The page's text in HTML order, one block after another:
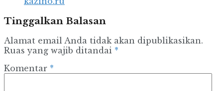
Tinggalkan Balasan
Alamat email Anda tidak akan dipublikasikan.
Ruas yang wajib ditandai *
Komentar *